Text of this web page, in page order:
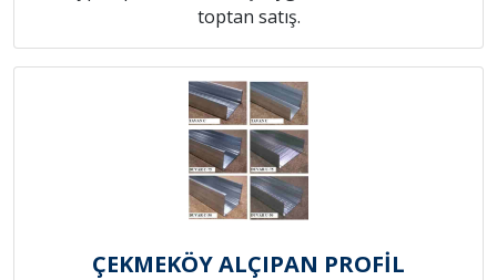
toptan satış.
ÇEKMEKÖY ALÇIPAN PROFİL